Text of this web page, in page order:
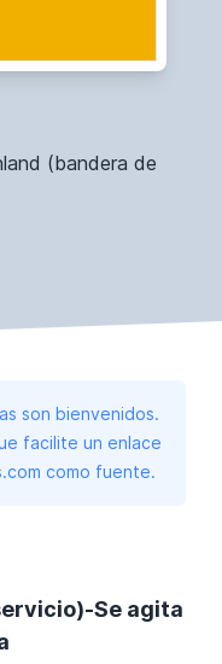
(bandera de
son bienvenidos.
facilite un enlace
como fuente.
Se agita